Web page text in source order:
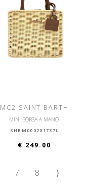
MC2 SAINT BARTH
MINI BORSA A MANO
SHBM000201737L
€ 249.00
7 8 ⟩